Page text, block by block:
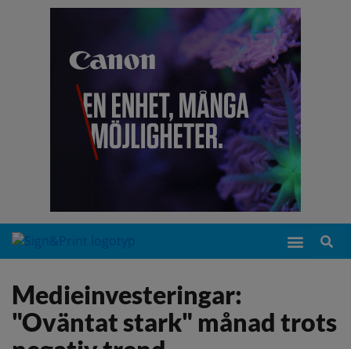
Medieinvesteringar:
"Oväntat stark" månad trots